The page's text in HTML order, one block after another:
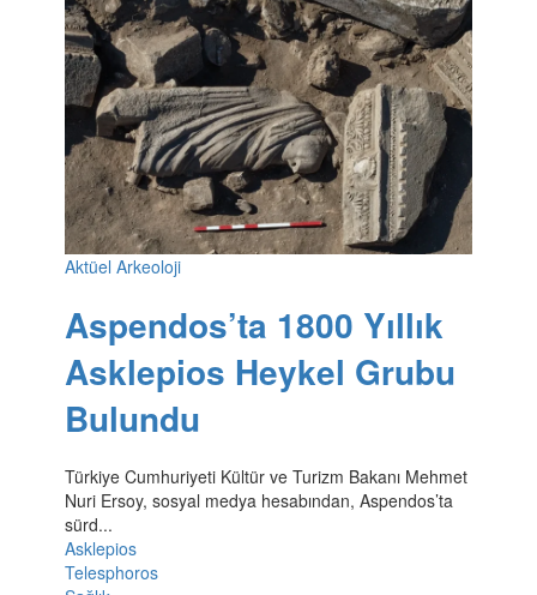
Aktüel Arkeoloji
Aspendos’ta 1800 Yıllık
Asklepios Heykel Grubu
Bulundu
Türkiye Cumhuriyeti Kültür ve Turizm Bakanı Mehmet
Nuri Ersoy, sosyal medya hesabından, Aspendos’ta
sürd...
Asklepios
Telesphoros